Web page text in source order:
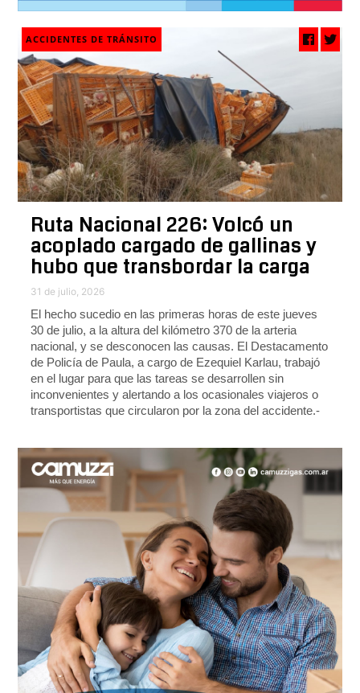
ACCIDENTES DE TRÁNSITO
Ruta Nacional 226: Volcó un
acoplado cargado de gallinas y
hubo que transbordar la carga
31 de julio, 2026
El hecho sucedio en las primeras horas de este jueves
30 de julio, a la altura del kilómetro 370 de la arteria
nacional, y se desconocen las causas. El Destacamento
de Policía de Paula, a cargo de Ezequiel Karlau, trabajó
en el lugar para que las tareas se desarrollen sin
inconvenientes y alertando a los ocasionales viajeros o
transportistas que circularon por la zona del accidente.-